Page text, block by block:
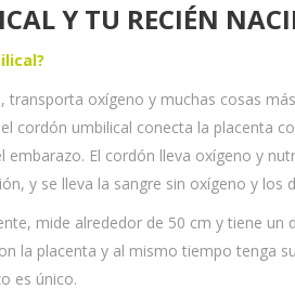
Y TU RECIÉN
transporta oxígeno y muchas cosas
cordón umbilical conecta la placenta
El cordón lleva oxígeno y
y se lleva la sangre sin oxígeno y los
mide alrededor de 50 cm y tiene
la placenta y al mismo tiempo tenga
es único.